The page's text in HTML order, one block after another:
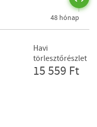
48 hónap
Havi
törlesztőrészlet
15 559 Ft